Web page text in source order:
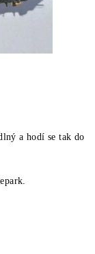
a hodí se tak do